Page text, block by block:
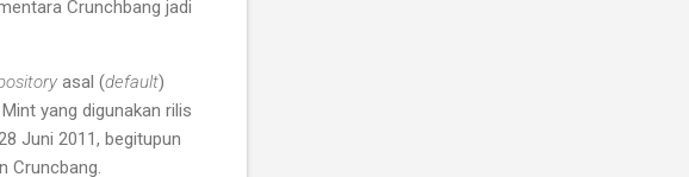
Crunchbang jadi
asal (default)
yang digunakan rilis
Juni 2011, begitupun
Cruncbang.